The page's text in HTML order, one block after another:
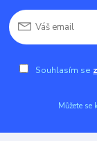
Souhlasím se
Můžete